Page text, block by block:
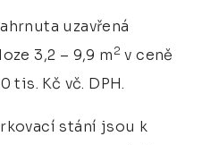
uzavřená
3,2 – 9,9 m 2 v ceně
tis. Kč vč. DPH.
stání jsou k